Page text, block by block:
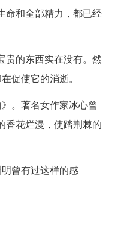
命和全部精力，都已经
贵的东西实在没有。然
促使它的消逝。
。著名女作家冰心曾
香花烂漫，使踏荆棘的
曾有过这样的感